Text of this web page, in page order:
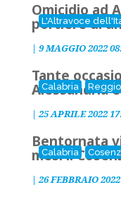
L'Altravoce
Omicidio ad
portiere di
| 9 MAGGIO 2022
Calabria
Tante
Alessandria
| 25 APRILE 2022
Calabria
Bentornata
mesi il
| 26 FEBBRAIO